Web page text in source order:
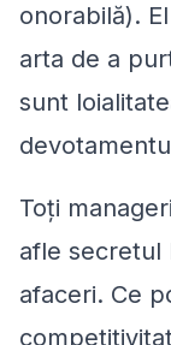
onorabilă).
arta de a
sunt
Toți
afle secretul
afaceri. Ce